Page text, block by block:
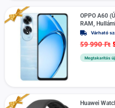
OPPO A60
RAM,
Várható
59 990Ft
Megtakarítás
Huawei